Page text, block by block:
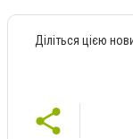
Діліться цією